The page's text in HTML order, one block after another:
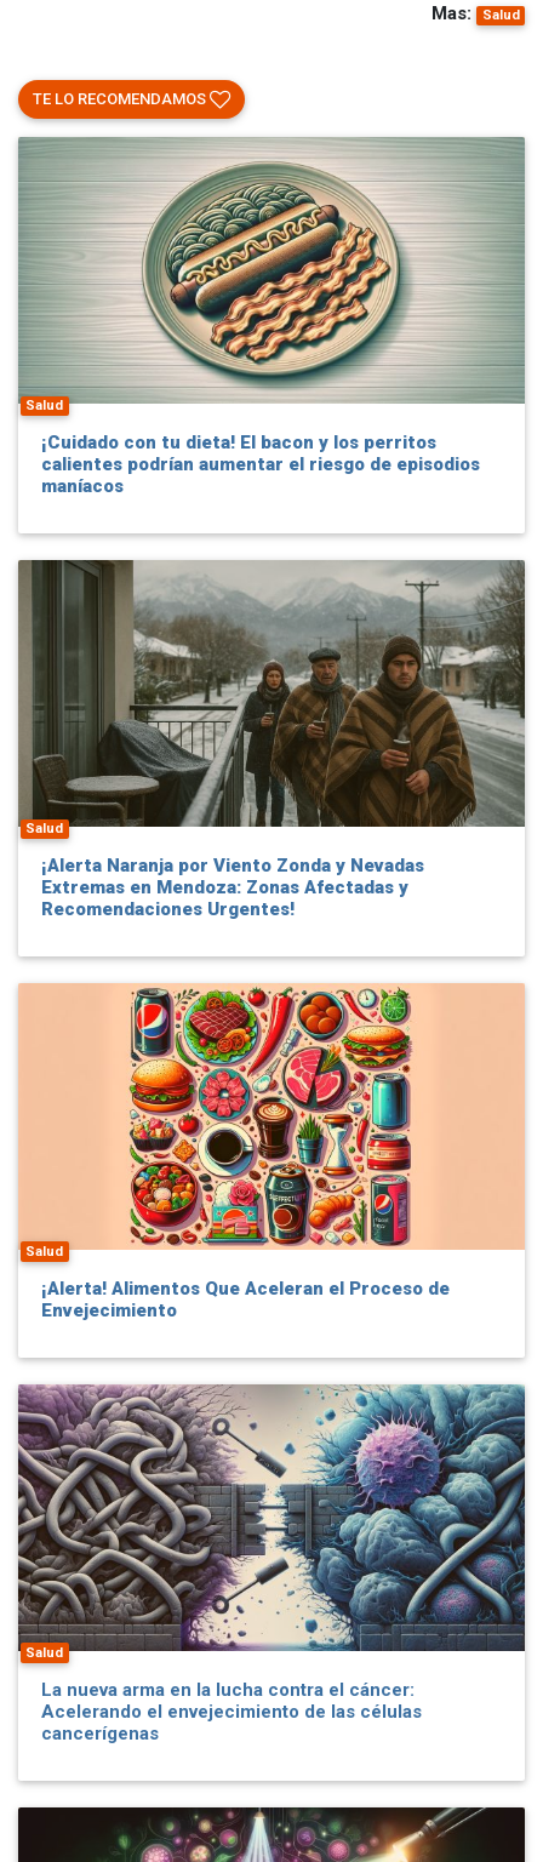
Mas: Salud
TE LO RECOMENDAMOS
Salud
¡Cuidado con tu dieta! El bacon y los perritos
calientes podrían aumentar el riesgo de episodios
maníacos
Salud
¡Alerta Naranja por Viento Zonda y Nevadas
Extremas en Mendoza: Zonas Afectadas y
Recomendaciones Urgentes!
Salud
¡Alerta! Alimentos Que Aceleran el Proceso de
Envejecimiento
Salud
La nueva arma en la lucha contra el cáncer:
Acelerando el envejecimiento de las células
cancerígenas